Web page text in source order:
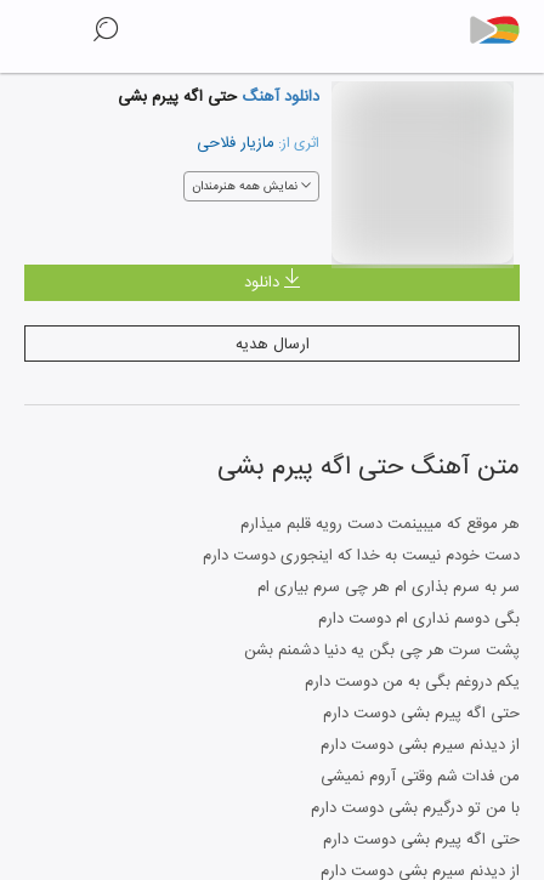
دانلود آهنگحتی اگه پیرم بشی
اثری از: مازیار فلاحی
نمایش همه هنرمندان
دانلود
ارسال هدیه
متن آهنگحتی اگه پیرم بشی
هر موقع که میبینمت دست رویه قلبم میذارم
دست خودم نیست به خدا که اینجوری دوست دارم
سر به سرم بذاری ام هر چی سرم بیاری ام
بگی دوسم نداری ام دوست دارم
پشت سرت هر چی بگن یه دنیا دشمنم بشن
یکم دروغم بگی به من دوست دارم
حتی اگه پیرم بشی دوست دارم
از دیدنم سیرم بشی دوست دارم
من فدات شم وقتی آروم نمیشی
با من تو درگیرم بشی دوست دارم
حتی اگه پیرم بشی دوست دارم
از دیدنم سیرم بشی دوست دارم